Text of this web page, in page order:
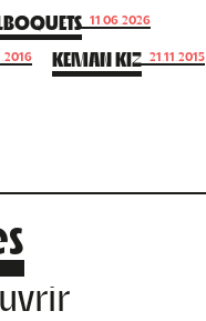
11.06.2026
KEMAN KIZ 21.11.2015